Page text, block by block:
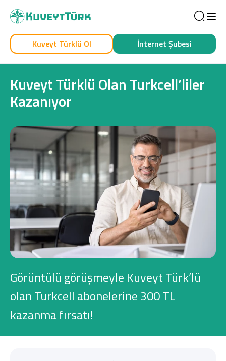
Kendim İçin İşim İçin
Sağlam Kart
Araç Finansmanı
Konut Finansmanı
Yatırım Fonları
Kuveyt Türklü Ol İnternet Şubesi
Kuveyt Türklü Olan Turkcell’liler
Kazanıyor
Görüntülü görüşmeyle Kuveyt Türk’lü
olan Turkcell abonelerine 300 TL
kazanma fırsatı!